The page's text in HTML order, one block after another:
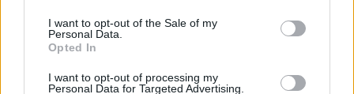
I want to opt-out of the Sale of my
Personal Data.
Opted In
I want to opt-out of processing my
Personal Data for Targeted Advertising.
Esim for USA|Esim for Italy| Esim for Spain|Esim